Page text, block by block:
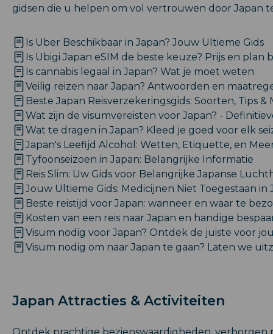
gidsen die u helpen om vol vertrouwen door Japan
Is Uber Beschikbaar in Japan? Jouw Ultieme Gids
Is Ubigi Japan eSIM de beste keuze? Prijs en plan
Is cannabis legaal in Japan? Wat je moet weten
Veilig reizen naar Japan? Antwoorden en
Beste Japan Reisverzekeringsgids: Soorten, Tips &
Wat zijn de visumvereisten voor Japan? -
Wat te dragen in Japan? Kleed je goed voor elk
Japan's Leefijd Alcohol: Wetten, Etiquette, en
Tyfoonseizoen in Japan: Belangrijke Informatie
Reis Slim: Uw Gids voor Belangrijke Japanse
Jouw Ultieme Gids: Medicijnen Niet Toegestaan in
Beste reistijd voor Japan: wanneer en waar te
Kosten van een reis naar Japan en handige
Visum nodig voor Japan? Ontdek de juiste voor
Visum nodig om naar Japan te gaan? Laten we
Japan Attracties & Activiteiten